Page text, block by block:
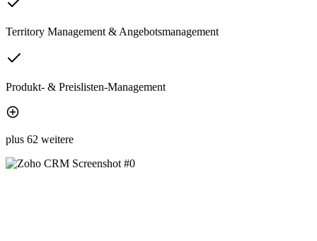
Territory Management & Angebotsmanagement
Produkt- & Preislisten-Management
plus 62 weitere